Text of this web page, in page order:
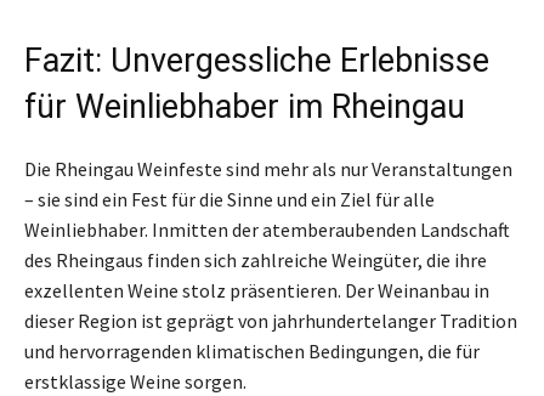
Fazit: Unvergessliche Erlebnisse
für Weinliebhaber im Rheingau
Die Rheingau Weinfeste sind mehr als nur Veranstaltungen
– sie sind ein Fest für die Sinne und ein Ziel für alle
Weinliebhaber. Inmitten der atemberaubenden Landschaft
des Rheingaus finden sich zahlreiche Weingüter, die ihre
exzellenten Weine stolz präsentieren. Der Weinanbau in
dieser Region ist geprägt von jahrhundertelanger Tradition
und hervorragenden klimatischen Bedingungen, die für
erstklassige Weine sorgen.